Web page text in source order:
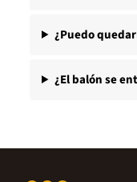
¿Puedo
¿El balón se